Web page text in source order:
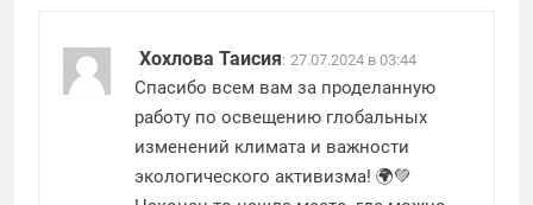
Хохлова Таисия: 27.07.2024 в 03:44
Спасибо всем вам за проделанную
работу по освещению глобальных
изменений климата и важности
экологического активизма! 🌍💚